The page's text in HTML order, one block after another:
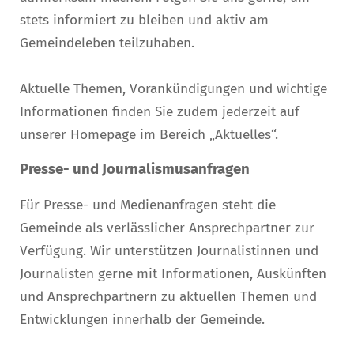
stets informiert zu bleiben und aktiv am
Gemeindeleben teilzuhaben.
Aktuelle Themen, Vorankündigungen und wichtige
Informationen finden Sie zudem jederzeit auf
unserer Homepage im Bereich „Aktuelles“.
Presse- und Journalismusanfragen
Für Presse- und Medienanfragen steht die
Gemeinde als verlässlicher Ansprechpartner zur
Verfügung. Wir unterstützen Journalistinnen und
Journalisten gerne mit Informationen, Auskünften
und Ansprechpartnern zu aktuellen Themen und
Entwicklungen innerhalb der Gemeinde.